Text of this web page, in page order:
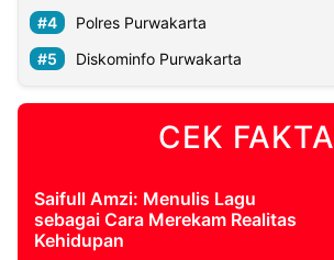
Polres Purwakarta
Diskominfo Purwakarta
CEK FAKTA
Saifull Amzi: Menulis Lagu
sebagai Cara Merekam Realitas
Kehidupan